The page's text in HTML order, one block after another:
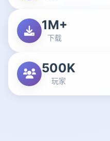
1M+
下载
500K
玩家